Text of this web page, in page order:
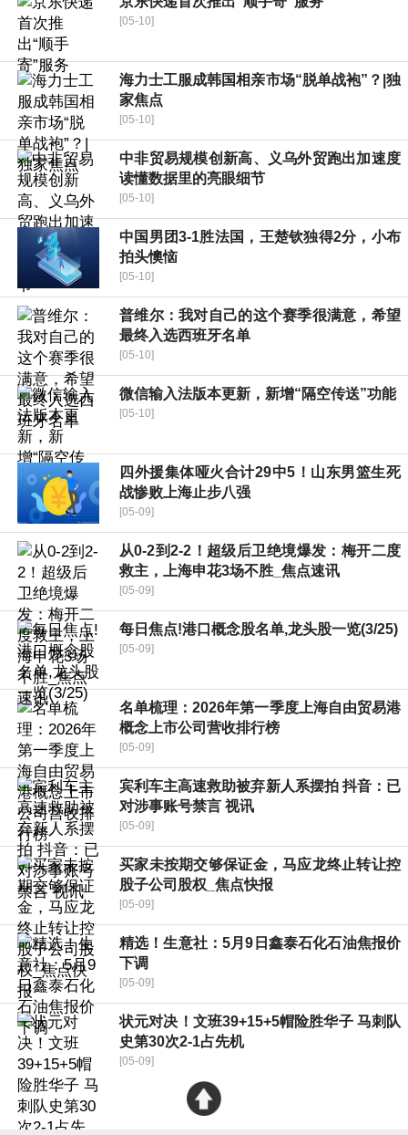
[05-10]
海力士工服成韩国相亲市场“脱单战袍”？|独
家焦点
[05-10]
中非贸易规模创新高、义乌外贸跑出加速度
读懂数据里的亮眼细节
[05-10]
中国男团3-1胜法国，王楚钦独得2分，小布
拍头懊恼
[05-10]
普维尔：我对自己的这个赛季很满意，希望
最终入选西班牙名单
[05-10]
微信输入法版本更新，新增“隔空传送”功能
[05-10]
四外援集体哑火合计29中5！山东男篮生死
战惨败上海止步八强
[05-09]
从0-2到2-2！超级后卫绝境爆发：梅开二度
救主，上海申花3场不胜_焦点速讯
[05-09]
每日焦点!港口概念股名单,龙头股一览(3/25)
[05-09]
名单梳理：2026年第一季度上海自由贸易港
概念上市公司营收排行榜
[05-09]
宾利车主高速救助被弃新人系摆拍 抖音：已
对涉事账号禁言 视讯
[05-09]
买家未按期交够保证金，马应龙终止转让控
股子公司股权_焦点快报
[05-09]
精选！生意社：5月9日鑫泰石化石油焦报价
下调
[05-09]
状元对决！文班39+15+5帽险胜华子 马刺队
史第30次2-1占先机
[05-09]